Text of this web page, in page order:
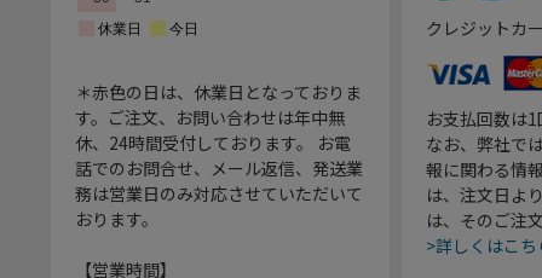
＊赤色の日は、休業日となっておりま
す。ご注文、お問い合わせは年中無
休、24時間受付しております。 お電
話でのお問合せ、メール返信、発送業
務は営業日のみ対応させていただいて
おります。
【営業時間】
クレジットカ
お支払回数は
なお、弊社で
報に関わる情
は、注文日よ
は、そのご注
>詳しくはこち